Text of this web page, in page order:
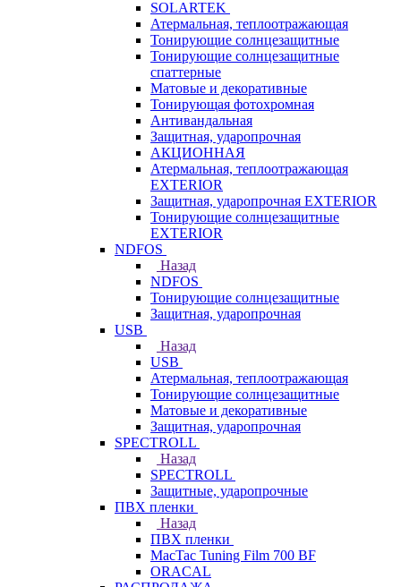
SOLARTEK
Атермальная, теплоотражающая
Тонирующие солнцезащитные
Тонирующие солнцезащитные
спаттерные
Матовые и декоративные
Тонирующая фотохромная
Антивандальная
Защитная, ударопрочная
АКЦИОННАЯ
Атермальная, теплоотражающая
EXTERIOR
Защитная, ударопрочная EXTERIOR
Тонирующие солнцезащитные
EXTERIOR
NDFOS
Назад
NDFOS
Тонирующие солнцезащитные
Защитная, ударопрочная
USB
Назад
USB
Атермальная, теплоотражающая
Тонирующие солнцезащитные
Матовые и декоративные
Защитная, ударопрочная
SPECTROLL
Назад
SPECTROLL
Защитные, ударопрочные
ПВХ пленки
Назад
ПВХ пленки
MacTac Tuning Film 700 BF
ORACAL